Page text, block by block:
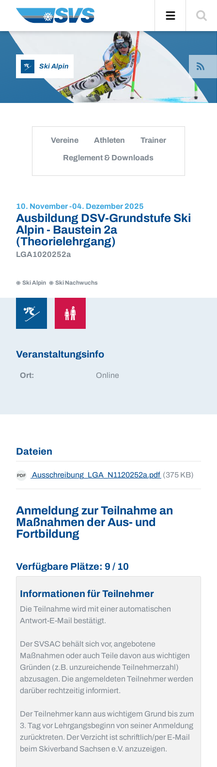
Inhalt
Ski Alpin
per
RSS
Vereine Athleten Trainer
Reglement & Downloads
10. November -04. Dezember 2025
Ausbildung DSV-Grundstufe Ski
Alpin - Baustein 2a
(Theorielehrgang)
LGA1020252a
Ski Alpin Ski Nachwuchs
Alpin
Nachwuchs
Veranstaltungsinfo
Ort: Online
Dateien
PDF Ausschreibung_LGA_N1120252a.pdf (375 KB)
Anmeldung zur Teilnahme an
Maßnahmen der Aus- und
Fortbildung
Verfügbare Plätze: 9 / 10
Informationen für Teilnehmer
Die Teilnahme wird mit einer automatischen
Antwort-E-Mail bestätigt.
Der SVSAC behält sich vor, angebotene
Maßnahmen oder auch Teile davon aus wichtigen
Gründen (z.B. unzureichende Teilnehmerzahl)
abzusagen. Die angemeldeten Teilnehmer werden
darüber rechtzeitig informiert.
Der Teilnehmer kann aus wichtigem Grund bis zum
3. Tag vor Lehrgangsbeginn von seiner Anmeldung
zurücktreten. Der Verzicht ist schriftlich/per E-Mail
beim Skiverband Sachsen e.V. anzuzeigen.